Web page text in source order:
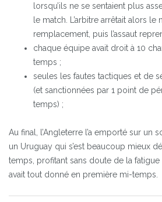
lorsqu’ils ne se sentaient plus
le match. L’arbitre arrêtait alors
remplacement, puis l’assaut
chaque équipe avait droit à 10
temps ;
seules les fautes tactiques et de
(et sanctionnées par 1 point de
temps) ;
Au final, l’Angleterre l’a emporté sur un
un Uruguay qui s’est beaucoup mieux
temps, profitant sans doute de la fatigue
avait tout donné en première mi-temps.